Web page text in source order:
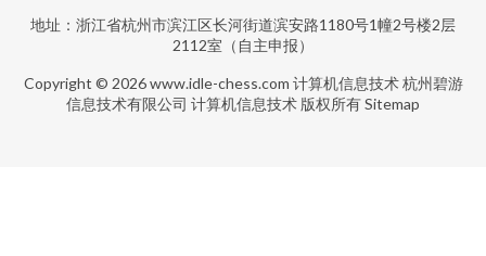
地址：浙江省杭州市滨江区长河街道滨安路1180号1幢2号楼2层
2112室（自主申报）
Copyright © 2026www.idle-chess.com 计算机信息技术 杭州碧游
信息技术有限公司 计算机信息技术 版权所有Sitemap